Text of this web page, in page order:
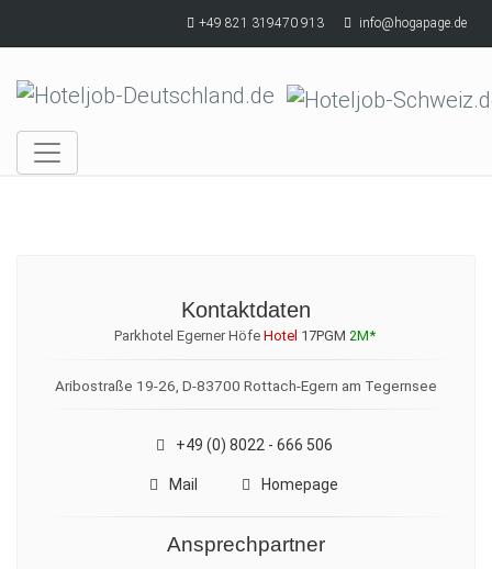
+49 821 319470 913 info@hogapage.de
Kontaktdaten
Parkhotel Egerner Höfe Hotel 17PGM 2M*
Aribostraße 19-26, D-83700 Rottach-Egern am Tegernsee
+49 (0) 8022 - 666 506
Mail Homepage
Ansprechpartner